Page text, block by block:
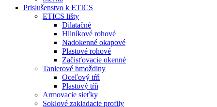
Prislušenstvo k ETICS
ETICS lišty
Dilatačné
Hliníkové rohové
Nadokenné okapové
Plastové rohové
Začisťovacie okenné
Tanierové hmoždiny
Oceľový tŕň
Plastový tŕň
Armovacie sieťky
Soklové zakladacie profily